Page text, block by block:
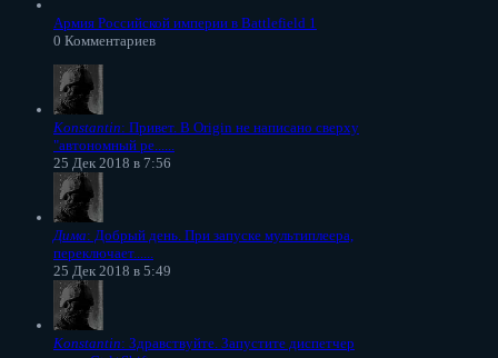
Армия Российской империи в Battlefield 1
0 Комментариев
Konstantin: Привет. В Origin не написано сверху
"автономный ре......
25 Дек 2018 в 7:56
Дима: Добрый день. При запуске мультиплеера,
переключает......
25 Дек 2018 в 5:49
Konstantin: Здравствуйте. Запустите диспетчер